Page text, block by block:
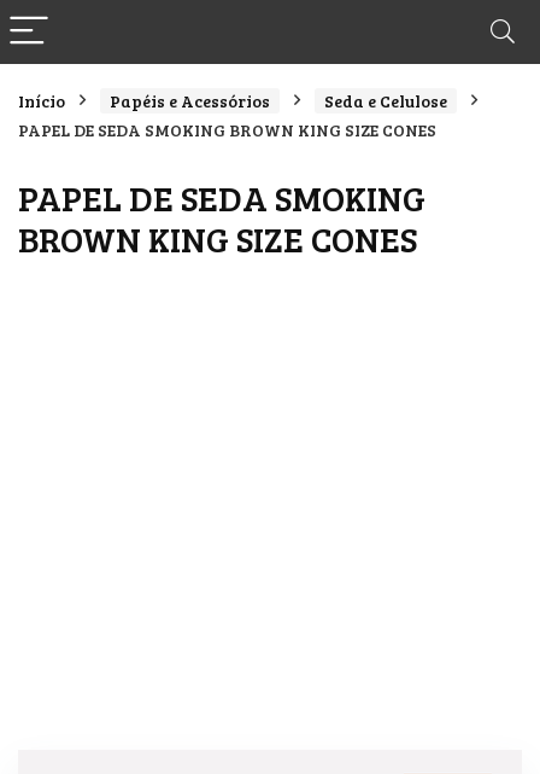
Início Papéis e Acessórios
Seda e Celulose
PAPEL DE SEDA SMOKING BROWN KING SIZE CONES
PAPEL DE SEDA SMOKING
BROWN KING SIZE CONES